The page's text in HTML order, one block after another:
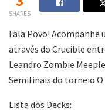
SHARES
Fala Povo! Acompanhe
através do Crucible
Leandro Zombie
Semifinais do torneio O
Lista dos Decks: